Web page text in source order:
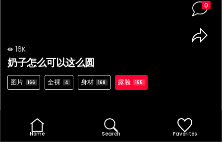
16K
奶子怎么可以这么圆
图片 166 全裸 4 身材 168 露脸 155
0
Home Search Favorites